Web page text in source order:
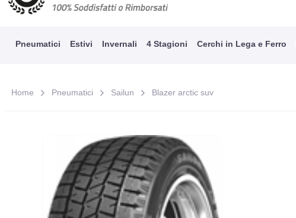
Pneumatici Estivi Invernali 4 Stagioni Cerchi in Lega e Ferro
Home Pneumatici Sailun Blazer arctic suv